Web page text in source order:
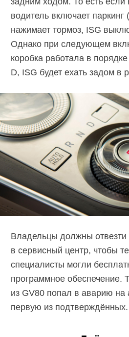
водитель включает паркинг
нажимает тормоз, ISG
Однако при следующем
коробка работала в
D, ISG будет ехать задом в
Владельцы должны отвезти
в сервисный центр, чтобы
специалисты могли
программное обеспечение.
из GV80 попал в аварию на
первую из подтверждённых.